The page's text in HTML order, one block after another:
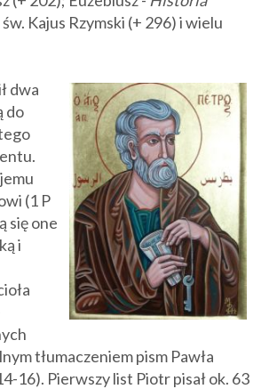
św. Kajus Rzymski (+ 296) i wielu
dwa
do
(1 P
się one
i
tłumaczeniem pism Pawła
16). Pierwszy list Piotr pisał ok. 63